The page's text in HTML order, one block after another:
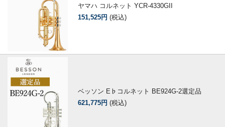
ヤマハ コルネット YCR-4330GII
151,525円 (税込)
ベッソン E♭コルネット BE924G-2選定品
621,775円 (税込)